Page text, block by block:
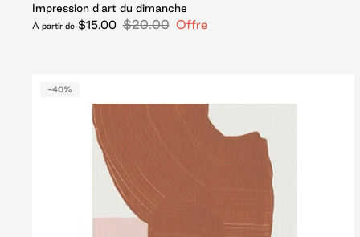
Impression d'art du dimanche
À partir de $15.00 $20.00 Offre
-40%